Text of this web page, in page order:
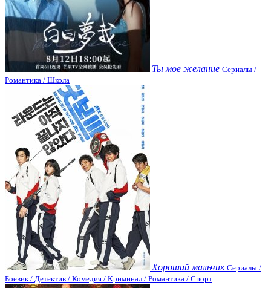
Ты мое желание Сериалы /
Романтика / Школа
Хороший мальчик Сериалы /
Боевик / Детектив / Комедия / Криминал / Романтика / Спорт